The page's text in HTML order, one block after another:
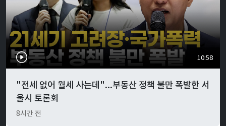
10:58
"전세 없어 월세 사는데"...부동산 정책 불만 폭발한 서
울시 토론회
8시간 전